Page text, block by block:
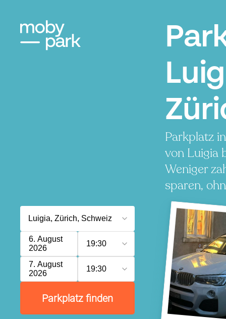
Parkplatz
von Luigia
Weniger
sparen,
6. August
2026
19:30
7. August
2026
19:30
Parkplatz finden